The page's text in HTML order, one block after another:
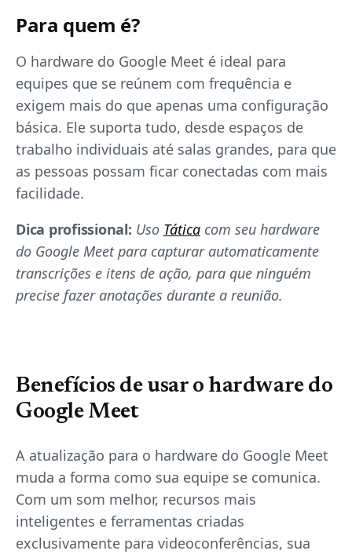
Para quem é?
O hardware do Google Meet é ideal para
equipes que se reúnem com frequência e
exigem mais do que apenas uma configuração
básica. Ele suporta tudo, desde espaços de
trabalho individuais até salas grandes, para que
as pessoas possam ficar conectadas com mais
facilidade.
Dica profissional: Uso Táticacom seu hardware
do Google Meet para capturar automaticamente
transcrições e itens de ação, para que ninguém
precise fazer anotações durante a reunião.
Benefícios de usar o hardware do
Google Meet
A atualização para o hardware do Google Meet
muda a forma como sua equipe se comunica.
Com um som melhor, recursos mais
inteligentes e ferramentas criadas
exclusivamente para videoconferências, sua